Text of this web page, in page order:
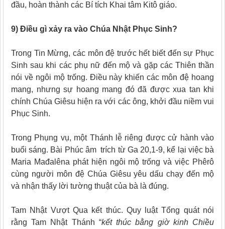
đầu, hoàn thành các Bí tích Khai tâm Kitô giáo.
9) Điều gì xảy ra vào Chúa Nhật Phục Sinh?
Trong Tin Mừng, các môn đệ trước hết biết đến sự Phục
Sinh sau khi các phụ nữ đến mộ và gặp các Thiên thần
nói về ngôi mộ trống. Điều này khiến các môn đệ hoang
mang, nhưng sự hoang mang đó đã được xua tan khi
chính Chúa Giêsu hiện ra với các ông, khởi đầu niềm vui
Phục Sinh.
Trong Phụng vụ, một Thánh lễ riêng được cử hành vào
buổi sáng. Bài Phúc âm trích từ Ga 20,1-9, kể lại việc bà
Maria Mađalêna phát hiện ngôi mộ trống và việc Phêrô
cùng người môn đệ Chúa Giêsu yêu dấu chạy đến mộ
và nhận thấy lời tường thuật của bà là đúng.
Tam Nhật Vượt Qua kết thúc. Quy luật Tổng quát nói
rằng Tam Nhật Thánh “kết thúc bằng giờ kinh Chiều